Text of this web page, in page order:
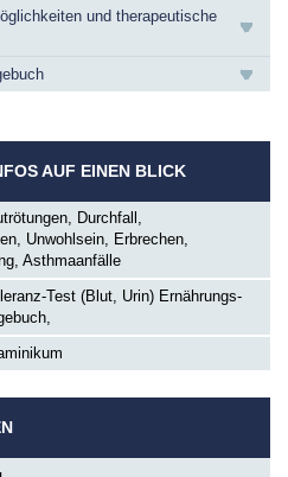
und therapeutische
AUF EINEN BLICK
Durchfall,
Unwohlsein, Erbrechen,
Asthmaanfälle
Test (Blut, Urin) Ernährungs-